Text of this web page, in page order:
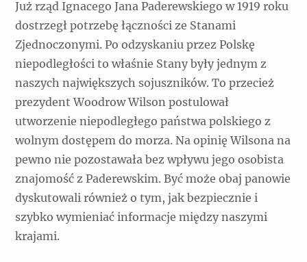
Już rząd Ignacego Jana Paderewskiego w 1919 roku
dostrzegł potrzebę łączności ze Stanami
Zjednoczonymi. Po odzyskaniu przez Polskę
niepodległości to właśnie Stany były jednym z
naszych największych sojuszników. To przecież
prezydent Woodrow Wilson postulował
utworzenie niepodległego państwa polskiego z
wolnym dostępem do morza. Na opinię Wilsona na
pewno nie pozostawała bez wpływu jego osobista
znajomość z Paderewskim. Być może obaj panowie
dyskutowali również o tym, jak bezpiecznie i
szybko wymieniać informacje między naszymi
krajami.